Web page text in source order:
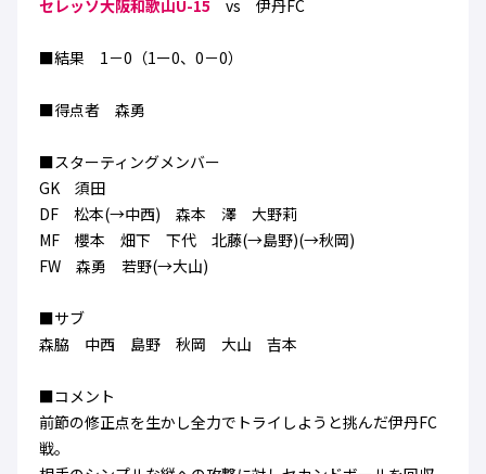
ガールズU-15 セレクション
SELECTION
アカデミー
ハナサカクラブ
セレッソ大阪
セレッソ大阪和歌山U-15 vs 伊丹FC
■結果 1－0（1ー0、0－0）
■得点者 森勇
■スターティングメンバー
GK 須田
DF 松本(→中西) 森本 澤 大野莉
MF 櫻本 畑下 下代 北藤(→島野)(→秋岡)
FW 森勇 若野(→大山)
■サブ
森脇 中西 島野 秋岡 大山 吉本
■コメント
前節の修正点を生かし全力でトライしようと挑んだ伊丹FC
戦。